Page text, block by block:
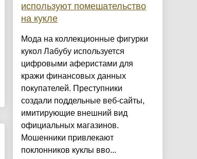
используют помешательство
на кукле
Мода на коллекционные фигурки
кукол Лабубу используется
цифровыми аферистами для
кражи финансовых данных
покупателей. Преступники
создали поддельные веб-сайты,
имитирующие внешний вид
официальных магазинов.
Мошенники привлекают
поклонников куклы вво...